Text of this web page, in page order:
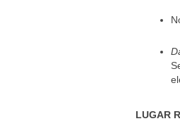
LUGAR